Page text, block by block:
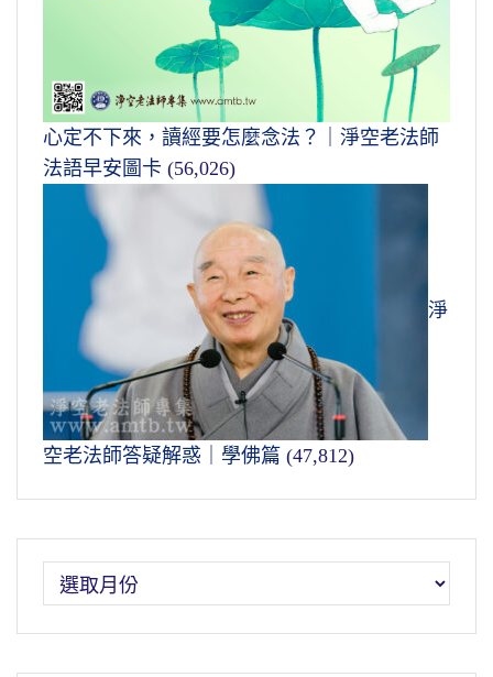
心定不下來，讀經要怎麼念法？｜淨空老法師
法語早安圖卡 (56,026)
淨
空老法師答疑解惑｜學佛篇 (47,812)